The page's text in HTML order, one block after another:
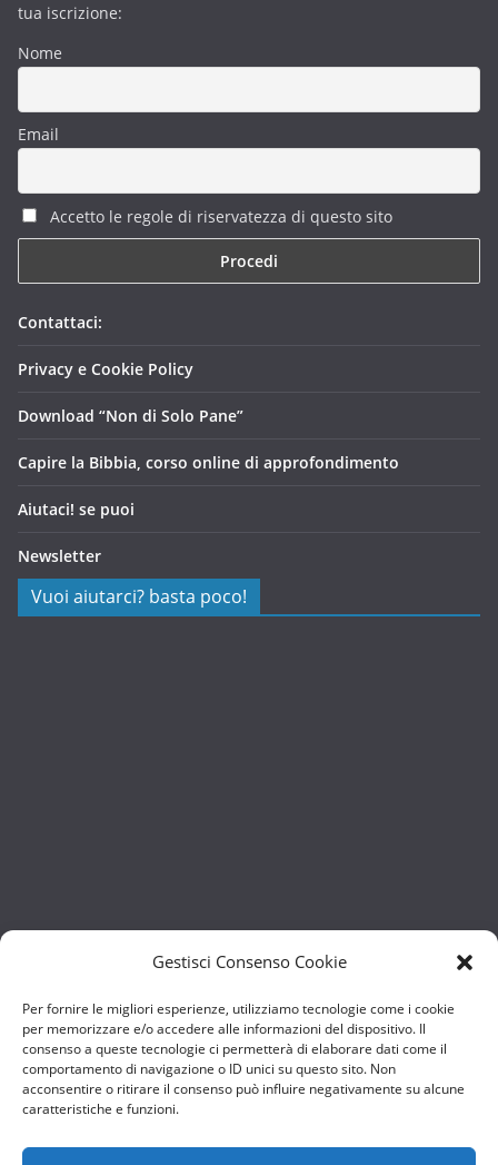
Gestisci Consenso Cookie
Per fornire le migliori esperienze, utilizziamo tecnologie come i cookie
per memorizzare e/o accedere alle informazioni del dispositivo. Il
consenso a queste tecnologie ci permetterà di elaborare dati come il
comportamento di navigazione o ID unici su questo sito. Non
acconsentire o ritirare il consenso può influire negativamente su alcune
caratteristiche e funzioni.
tua iscrizione:
Nome
Email
Accetto le regole di riservatezza di questo sito
Contattaci:
Privacy e Cookie Policy
Download “Non di Solo Pane”
Capire la Bibbia, corso online di approfondimento
Aiutaci! se puoi
Newsletter
Vuoi aiutarci? basta poco!